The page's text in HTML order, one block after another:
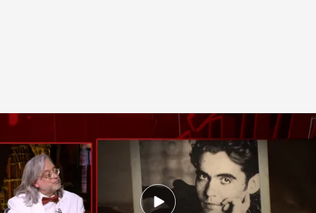
Federico García Lorca
Cuarto Milenio
15 ABR 2024 - 00:10h.